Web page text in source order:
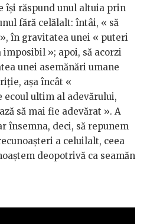
își răspund unul altuia prin
fără celălalt: întâi, « să
în gravitatea unei « puteri
»; apoi, să acorzi
unei asemănări umane
așa încât «
ultim al adevărului,
să mai fie adevărat ». A
însemna, deci, să repunem
a celuilalt, ceea
deopotrivă ca seamăn